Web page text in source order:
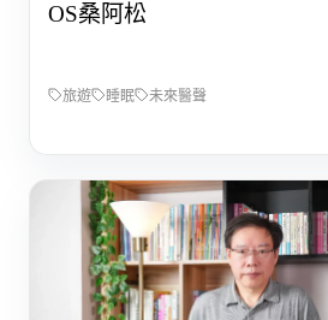
OS桑阿松
旅遊 睡眠 未來醫聲